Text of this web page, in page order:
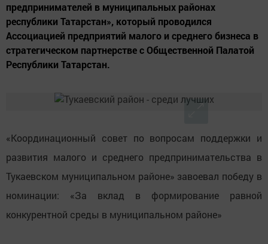
предпринимателей в муниципальных районах
республики Татарстан», который проводился
Ассоциацией предприятий малого и среднего бизнеса в
стратегическом партнерстве с Общественной Палатой
Республики Татарстан.
«Координационный совет по вопросам поддержки и
развития малого и среднего предпринимательства в
Тукаевском муниципальном районе» завоевал победу в
номинации: «За вклад в формирование равной
конкурентной среды в муниципальном районе»